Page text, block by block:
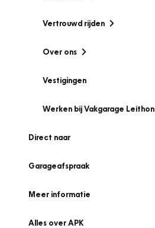
Vertrouwd rijden
Over ons
Vestigingen
Werken bij Vakgarage Leithon
Direct naar
Garageafspraak
Meer informatie
Alles over APK